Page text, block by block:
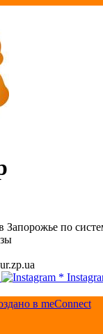
Запорожье по
*
в meConnect